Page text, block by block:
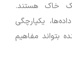
خاک هستند.
یکپارچگی
بتواند مفاهیم